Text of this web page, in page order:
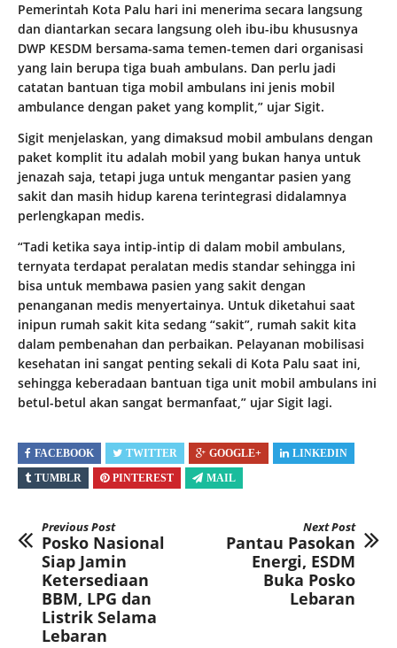
Pemerintah Kota Palu hari ini menerima secara langsung
dan diantarkan secara langsung oleh ibu-ibu khususnya
DWP KESDM bersama-sama temen-temen dari organisasi
yang lain berupa tiga buah ambulans. Dan perlu jadi
catatan bantuan tiga mobil ambulans ini jenis mobil
ambulance dengan paket yang komplit,” ujar Sigit.
Sigit menjelaskan, yang dimaksud mobil ambulans dengan
paket komplit itu adalah mobil yang bukan hanya untuk
jenazah saja, tetapi juga untuk mengantar pasien yang
sakit dan masih hidup karena terintegrasi didalamnya
perlengkapan medis.
“Tadi ketika saya intip-intip di dalam mobil ambulans,
ternyata terdapat peralatan medis standar sehingga ini
bisa untuk membawa pasien yang sakit dengan
penanganan medis menyertainya. Untuk diketahui saat
inipun rumah sakit kita sedang “sakit”, rumah sakit kita
dalam pembenahan dan perbaikan. Pelayanan mobilisasi
kesehatan ini sangat penting sekali di Kota Palu saat ini,
sehingga keberadaan bantuan tiga unit mobil ambulans ini
betul-betul akan sangat bermanfaat,” ujar Sigit lagi.
FACEBOOK TWITTER GOOGLE+
LINKEDIN
TUMBLR
PINTEREST MAIL
Previous Post
Posko Nasional
Siap Jamin
Ketersediaan
BBM, LPG dan
Listrik Selama
Lebaran
Next Post
Pantau Pasokan
Energi, ESDM
Buka Posko
Lebaran